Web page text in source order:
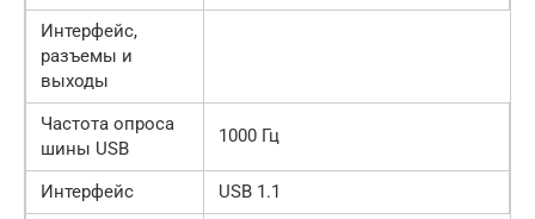
Интерфейс,
разъемы и
выходы
Частота опроса
шины USB
1000 Гц
Интерфейс
USB 1.1